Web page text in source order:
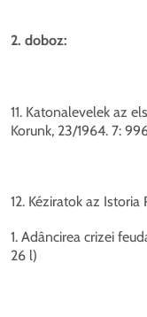
2. doboz:
11. Katonalevelek az
Korunk, 23/1964. 7:
12. Kéziratok az
1. Adâncirea crizei
26 l)